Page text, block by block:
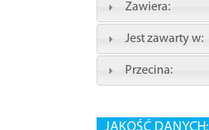
Zawiera:
Jest zawarty w:
Przecina:
JAKOŚĆ DANYCH: